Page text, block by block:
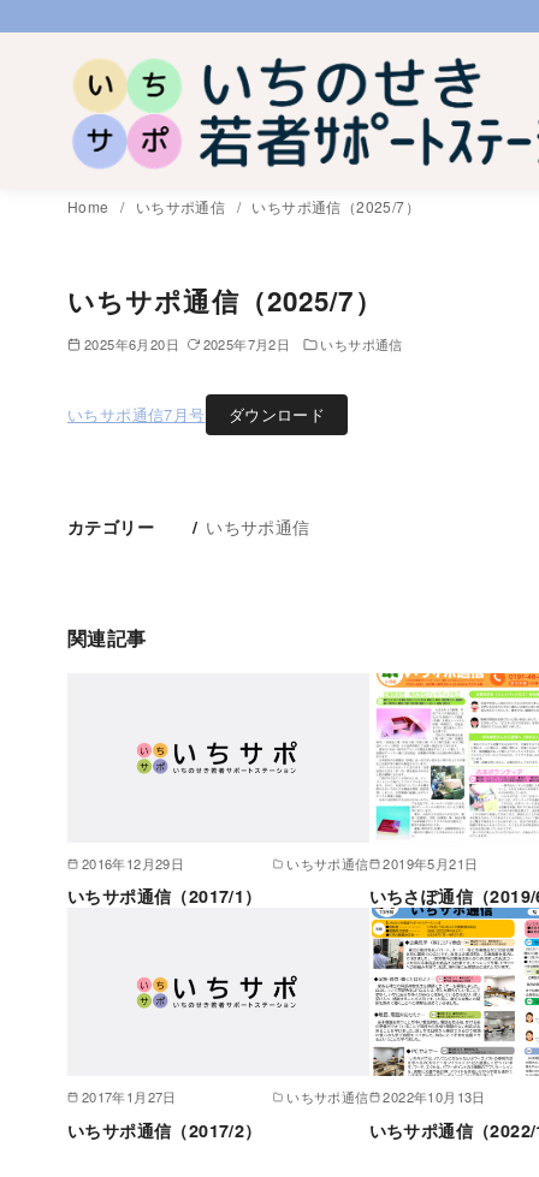
Home いちサポ通信 いちサポ通信（2025/7）
いちサポ通信（2025/7）
2025年6月20日 2025年7月2日 いちサポ通信
いちサポ通信7月号 ダウンロード
カテゴリー いちサポ通信
関連記事
2016年12月29日 いちサポ通信
いちサポ通信（2017/1）
2019年5月21日
いちさぽ通信（
2017年1月27日 いちサポ通信
いちサポ通信（2017/2）
2022年10月13日
いちサポ通信（